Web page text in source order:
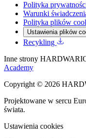
Polityka
Warunki
Polityka plików
Ustawienia plików
Recykling
Inne strony
Academy
Copyright © 2026
Projektowane w sercu
świata.
Ustawienia cookies